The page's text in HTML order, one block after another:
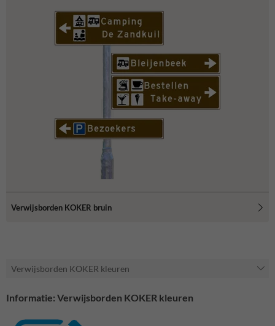
Verwijsborden KOKER bruin
Verwijsborden KOKER kleuren
Informatie: Verwijsborden KOKER kleuren